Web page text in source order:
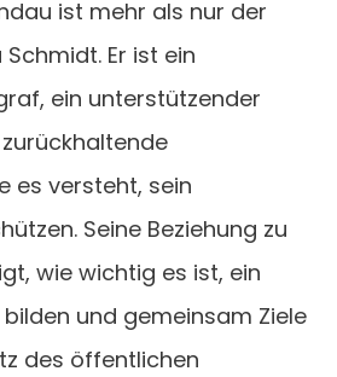
ist mehr als nur der
Er ist ein
ein unterstützender
es versteht, sein
Seine Beziehung zu
wie wichtig es ist, ein
und gemeinsam Ziele
des öffentlichen